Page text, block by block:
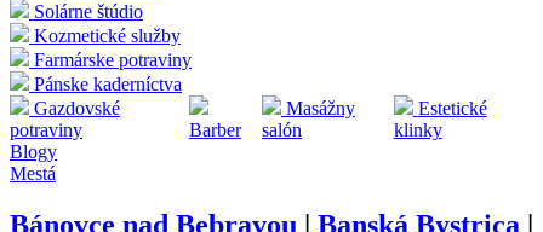
Solárne štúdio
Kozmetické služby
Farmárske potraviny
Pánske kaderníctva
Gazdovské
potraviny
Barber
Masážny
salón
Estetické
klinky
Blogy
Mestá
Bánovce nad Bebravou Banská Bystrica